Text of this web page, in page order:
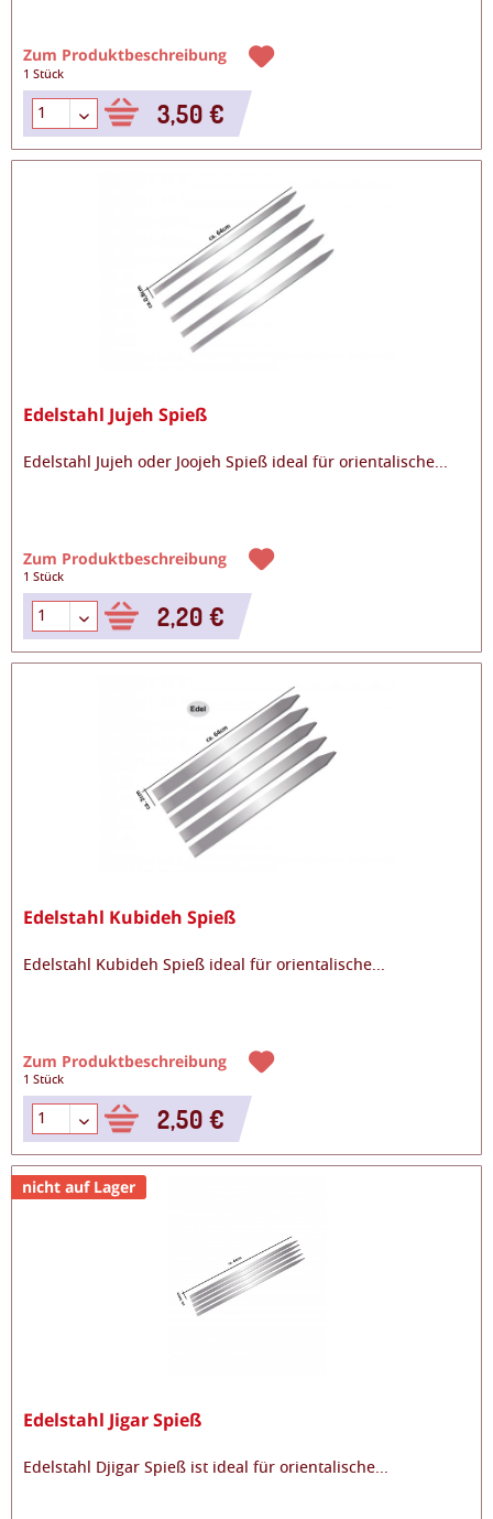
Zum Produktbeschreibung
1 Stück
3,50 €
Edelstahl Jujeh Spieß
Edelstahl Jujeh oder Joojeh Spieß ideal für orientalische
Zum Produktbeschreibung
1 Stück
2,20 €
Edelstahl Kubideh Spieß
Edelstahl Kubideh Spieß ideal für orientalische...
Zum Produktbeschreibung
1 Stück
2,50 €
nicht auf Lager
Edelstahl Jigar Spieß
Edelstahl Djigar Spieß ist ideal für orientalische...